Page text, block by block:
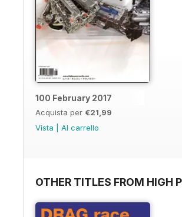
100 February 2017
Acquista per €21,99
Vista
Al carrello
OTHER TITLES FROM HIGH